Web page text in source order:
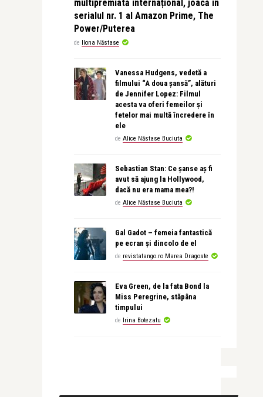
multipremiată internațional, joacă în
serialul nr. 1 al Amazon Prime, The
Power/Puterea
de Ilona Năstase
Vanessa Hudgens, vedetă a
filmului “A doua șansă”, alături
de Jennifer Lopez: Filmul
acesta va oferi femeilor și
fetelor mai multă încredere în
ele
de Alice Năstase Buciuta
Sebastian Stan: Ce șanse aș fi
avut să ajung la Hollywood,
dacă nu era mama mea?!
de Alice Năstase Buciuta
Gal Gadot – femeia fantastică
pe ecran și dincolo de el
de revistatango.ro Marea Dragoste
Eva Green, de la fata Bond la
Miss Peregrine, stăpâna
timpului
de Irina Botezatu